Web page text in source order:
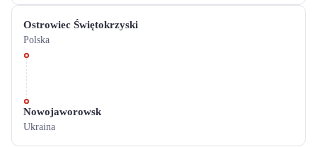
Ostrowiec Świętokrzyski
Polska
Nowojaworowsk
Ukraina